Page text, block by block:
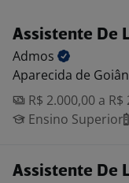
Assistente De
Admos
Aparecida de
R$ 2.000,00 a R$
Ensino Superior
Assistente De